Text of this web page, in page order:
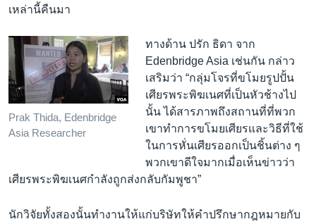
เหล่านี้คืนมา
Prak Thida, Edenbridge
Asia Researcher
ทางด้าน ปรัก ธิดา จาก
Edenbridge Asia เช่นกัน กล่าว
เสริมว่า “กลุ่มโจรที่ขโมยรูปปั้น
เศียรพระพิฆเนศที่เป็นหัวช้างไป
นั้น ได้สารภาพถึงสถานที่ที่พวก
เขาทำการขโมยเศียรและวิธีที่ใช้
ในการหั่นเศียรออกเป็นชิ้นต่าง ๆ
พวกเขาดีใจมากเมื่อเห็นข่าวว่า
เศียรพระพิฆเนศกำลังถูกส่งกลับกัมพูชา”
นักวิจัยทั้งสองนั้นทำงานให้แก่บริษัทให้คำปรึกษากฎหมายกับ